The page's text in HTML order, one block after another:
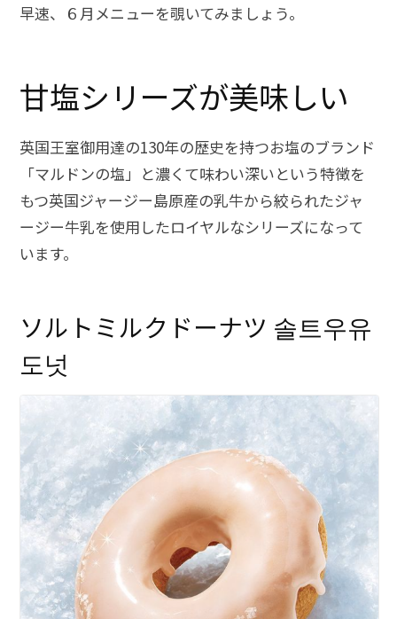
早速、６月メニューを覗いてみましょう。
甘塩シリーズが美味しい
英国王室御用達の130年の歴史を持つお塩のブランド
「マルドンの塩」と濃くて味わい深いという特徴を
もつ英国ジャージー島原産の乳牛から絞られたジャ
ージー牛乳を使用したロイヤルなシリーズになって
います。
ソルトミルクドーナツ 솔트우유
도넛